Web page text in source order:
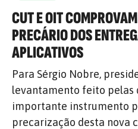
CUT E OIT
PRECÁRIO DOS
APLICATIVOS
Para Sérgio Nobre,
levantamento feito pelas
importante instrumento
precarização desta nova